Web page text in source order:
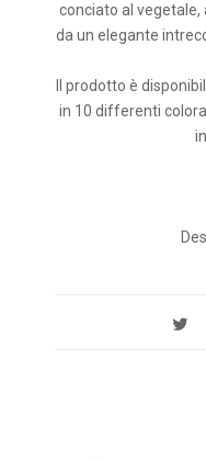
conciato al vegetale,
da un elegante
Il prodotto è
in 10 differenti